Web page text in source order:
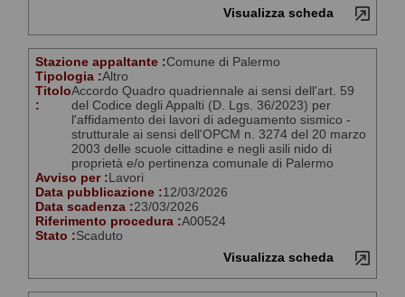
Visualizza scheda
Stazione appaltante :Comune di Palermo
Tipologia :Altro
Titolo
:
Accordo Quadro quadriennale ai sensi dell'art. 59
del Codice degli Appalti (D. Lgs. 36/2023) per
l'affidamento dei lavori di adeguamento sismico -
strutturale ai sensi dell'OPCM n. 3274 del 20 marzo
2003 delle scuole cittadine e negli asili nido di
proprietà e/o pertinenza comunale di Palermo
Avviso per :Lavori
Data pubblicazione :12/03/2026
Data scadenza :23/03/2026
Riferimento procedura :A00524
Stato :Scaduto
Visualizza scheda